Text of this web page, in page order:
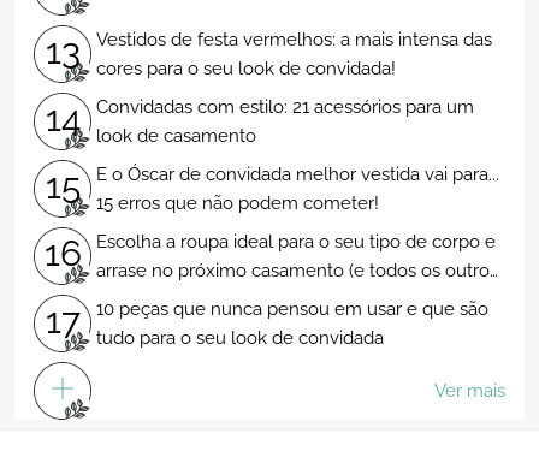
13
Vestidos de festa vermelhos: a mais intensa das
cores para o seu look de convidada!
14
Convidadas com estilo: 21 acessórios para um
look de casamento
15
E o Óscar de convidada melhor vestida vai para...
15 erros que não podem cometer!
16
Escolha a roupa ideal para o seu tipo de corpo e
arrase no próximo casamento (e todos os outros
dias...)!
17
10 peças que nunca pensou em usar e que são
tudo para o seu look de convidada
Ver mais